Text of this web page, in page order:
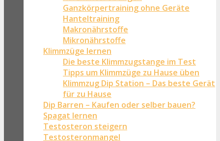
Ganzkörpertraining ohne Geräte
Hanteltraining
Makronährstoffe
Mikronährstoffe
Klimmzüge lernen
Die beste Klimmzugstange im Test
Tipps um Klimmzüge zu Hause üben
Klimmzug Dip Station – Das beste Gerät
für zu Hause
Dip Barren – Kaufen oder selber bauen?
Spagat lernen
Testosteron steigern
Testosteronmangel